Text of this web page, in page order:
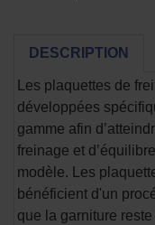
DESCRIPTION
Les plaquettes de
développées
gamme afin
freinage et
modèle. Les
bénéficient d'un
que la garniture